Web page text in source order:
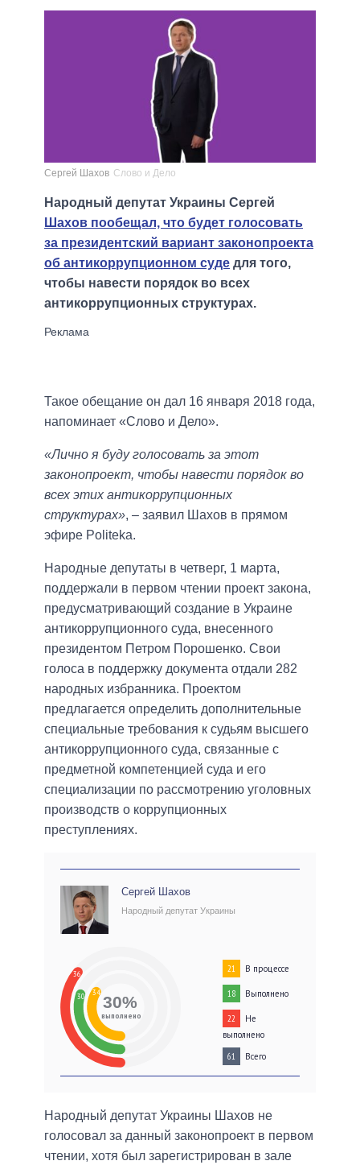
Сергей Шахов Слово и Дело
Народный депутат Украины Сергей
Шахов пообещал, что будет голосовать
за президентский вариант законопроекта
об антикоррупционном суде для того,
чтобы навести порядок во всех
антикоррупционных структурах.
Такое обещание он дал 16 января 2018 года,
напоминает «Слово и Дело».
«Лично я буду голосовать за этот
законопроект, чтобы навести порядок во
всех этих антикоррупционных
структурах», – заявил Шахов в прямом
эфире Politeka.
Народные депутаты в четверг, 1 марта,
поддержали в первом чтении проект закона,
предусматривающий создание в Украине
антикоррупционного суда, внесенного
президентом Петром Порошенко. Свои
голоса в поддержку документа отдали 282
народных избранника. Проектом
предлагается определить дополнительные
специальные требования к судьям высшего
антикоррупционного суда, связанные с
предметной компетенцией суда и его
специализации по рассмотрению уголовных
производств о коррупционных
преступлениях.
Сергей Шахов
Народный депутат Украины
36
30 34
30%
выполнено
21 В процессе
18 Выполнено
22
Не
выполнено
61
Всего
Народный депутат Украины Шахов не
голосовал за данный законопроект в первом
чтении, хотя был зарегистрирован в зале